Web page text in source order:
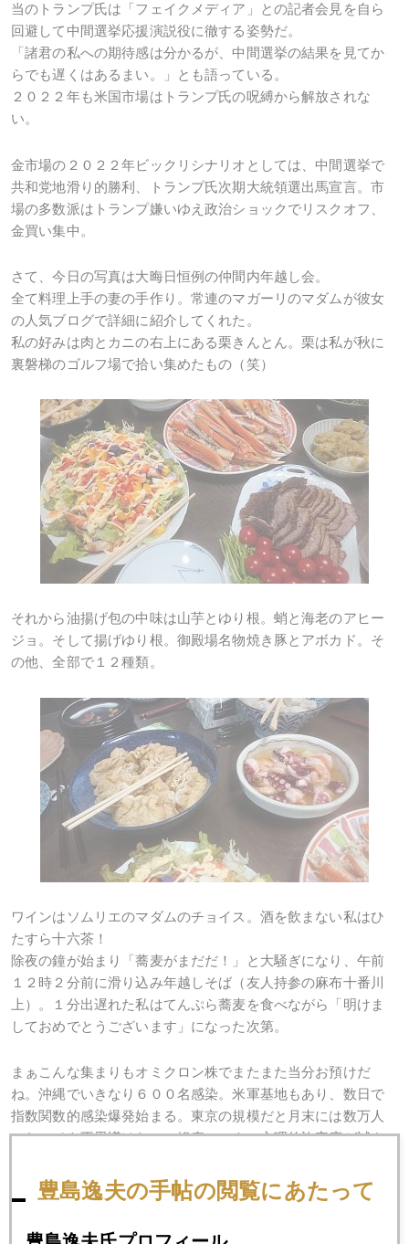
当のトランプ氏は「フェイクメディア」との記者会見を自ら
回避して中間選挙応援演説役に徹する姿勢だ。
「諸君の私への期待感は分かるが、中間選挙の結果を見てか
らでも遅くはあるまい。」とも語っている。
２０２２年も米国市場はトランプ氏の呪縛から解放されな
い。
金市場の２０２２年ビックリシナリオとしては、中間選挙で
共和党地滑り的勝利、トランプ氏次期大統領選出馬宣言。市
場の多数派はトランプ嫌いゆえ政治ショックでリスクオフ、
金買い集中。
さて、今日の写真は大晦日恒例の仲間内年越し会。
全て料理上手の妻の手作り。常連のマガーリのマダムが彼女
の人気ブログで詳細に紹介してくれた。
私の好みは肉とカニの右上にある栗きんとん。栗は私が秋に
裏磐梯のゴルフ場で拾い集めたもの（笑）
それから油揚げ包の中味は山芋とゆり根。蛸と海老のアヒー
ジョ。そして揚げゆり根。御殿場名物焼き豚とアボカド。そ
の他、全部で１２種類。
ワインはソムリエのマダムのチョイス。酒を飲まない私はひ
たすら十六茶！
除夜の鐘が始まり「蕎麦がまだだ！」と大騒ぎになり、午前
１２時２分前に滑り込み年越しそば（友人持参の麻布十番川
上）。１分出遅れた私はてんぷら蕎麦を食べながら「明けま
しておめでとうございます」になった次第。
まぁこんな集まりもオミクロン株でまたまた当分お預けだ
ね。沖縄でいきなり６００名感染。米軍基地もあり、数日で
指数関数的感染爆発始まる。東京の規模だと月末には数万人
になっても不思議はない。軽症コロナの心理的許容度が試さ
豊島逸夫の手帖の閲覧にあたって